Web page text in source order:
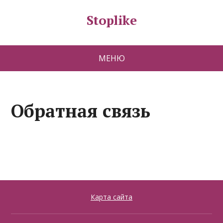
Stoplike
МЕНЮ
Обратная связь
Карта сайта